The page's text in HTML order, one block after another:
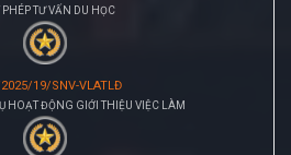
PHÉP TƯ VẤN DU HỌC
19/SNV-VLATLĐ
HOẠT ĐỘNG GIỚI THIỆU VIỆC LÀM